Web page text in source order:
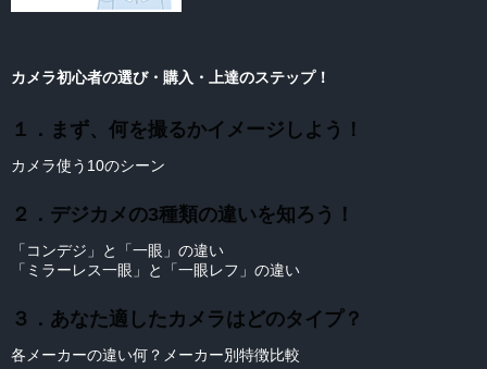
カメラ初心者の選び・購入・上達のステップ！
１．まず、何を撮るかイメージしよう！
カメラ使う10のシーン
２．デジカメの3種類の違いを知ろう！
「コンデジ」と「一眼」の違い
「ミラーレス一眼」と「一眼レフ」の違い
３．あなた適したカメラはどのタイプ？
各メーカーの違い何？メーカー別特徴比較